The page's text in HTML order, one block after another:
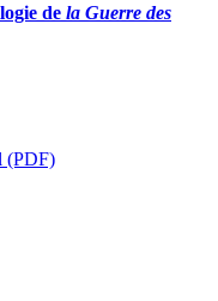
de la Guerre des
(PDF)